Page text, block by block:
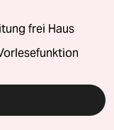
frei Haus